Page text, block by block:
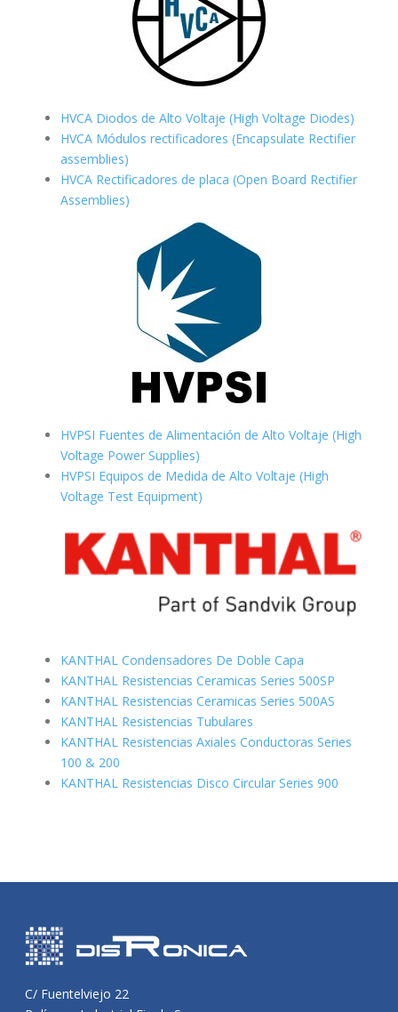
HVCA Diodos de Alto Voltaje (High Voltage Diodes)
HVCA Módulos rectificadores (Encapsulate Rectifier
assemblies)
HVCA Rectificadores de placa (Open Board Rectifier
Assemblies)
HVPSI Fuentes de Alimentación de Alto Voltaje (High
Voltage Power Supplies)
HVPSI Equipos de Medida de Alto Voltaje (High
Voltage Test Equipment)
KANTHAL Condensadores De Doble Capa
KANTHAL Resistencias Ceramicas Series 500SP
KANTHAL Resistencias Ceramicas Series 500AS
KANTHAL Resistencias Tubulares
KANTHAL Resistencias Axiales Conductoras Series
100 & 200
KANTHAL Resistencias Disco Circular Series 900
C/ Fuentelviejo 22